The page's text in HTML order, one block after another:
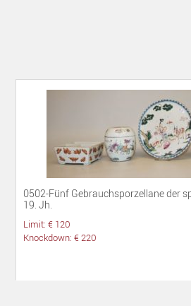
0502-Fünf Gebrauchsporzellane der
19. Jh.
Limit: € 120
Knockdown: € 220